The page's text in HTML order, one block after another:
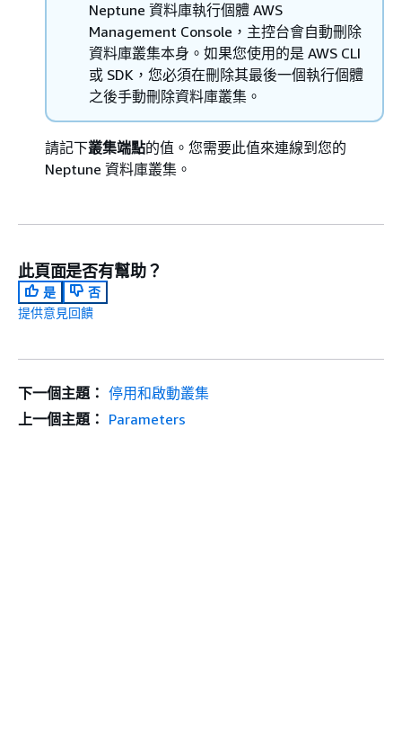
Neptune 資料庫執行個體 AWS
Management Console，主控台會自動刪除
資料庫叢集本身。如果您使用的是 AWS CLI
或 SDK，您必須在刪除其最後一個執行個體
之後手動刪除資料庫叢集。
請記下叢集端點的值。您需要此值來連線到您的
Neptune 資料庫叢集。
此頁面是否有幫助？
是
否
提供意見回饋
下一個主題： 停用和啟動叢集
上一個主題： Parameters